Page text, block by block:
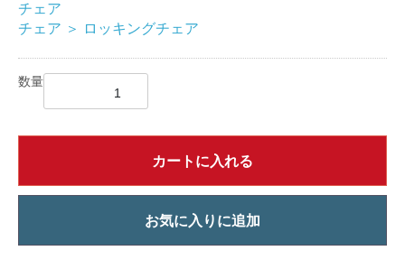
チェア
チェア ＞ ロッキングチェア
数量
カートに入れる
お気に入りに追加